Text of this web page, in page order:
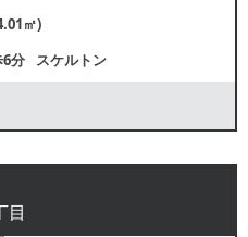
㎡)
分 スケルトン
目